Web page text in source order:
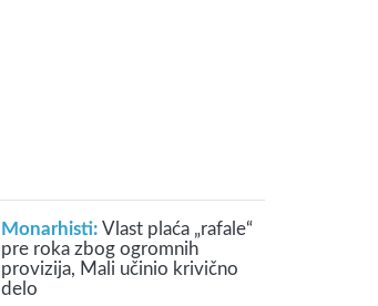
Monarhisti: Vlast plaća „rafale“
pre roka zbog ogromnih
provizija, Mali učinio krivično
delo